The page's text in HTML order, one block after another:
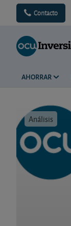
Contacto
AHORRAR
Análisis